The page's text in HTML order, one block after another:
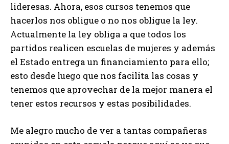
lideresas. Ahora, esos cursos tenemos que
hacerlos nos obligue o no nos obligue la ley.
Actualmente la ley obliga a que todos los
partidos realicen escuelas de mujeres y además
el Estado entrega un financiamiento para ello;
esto desde luego que nos facilita las cosas y
tenemos que aprovechar de la mejor manera el
tener estos recursos y estas posibilidades.
Me alegro mucho de ver a tantas compañeras